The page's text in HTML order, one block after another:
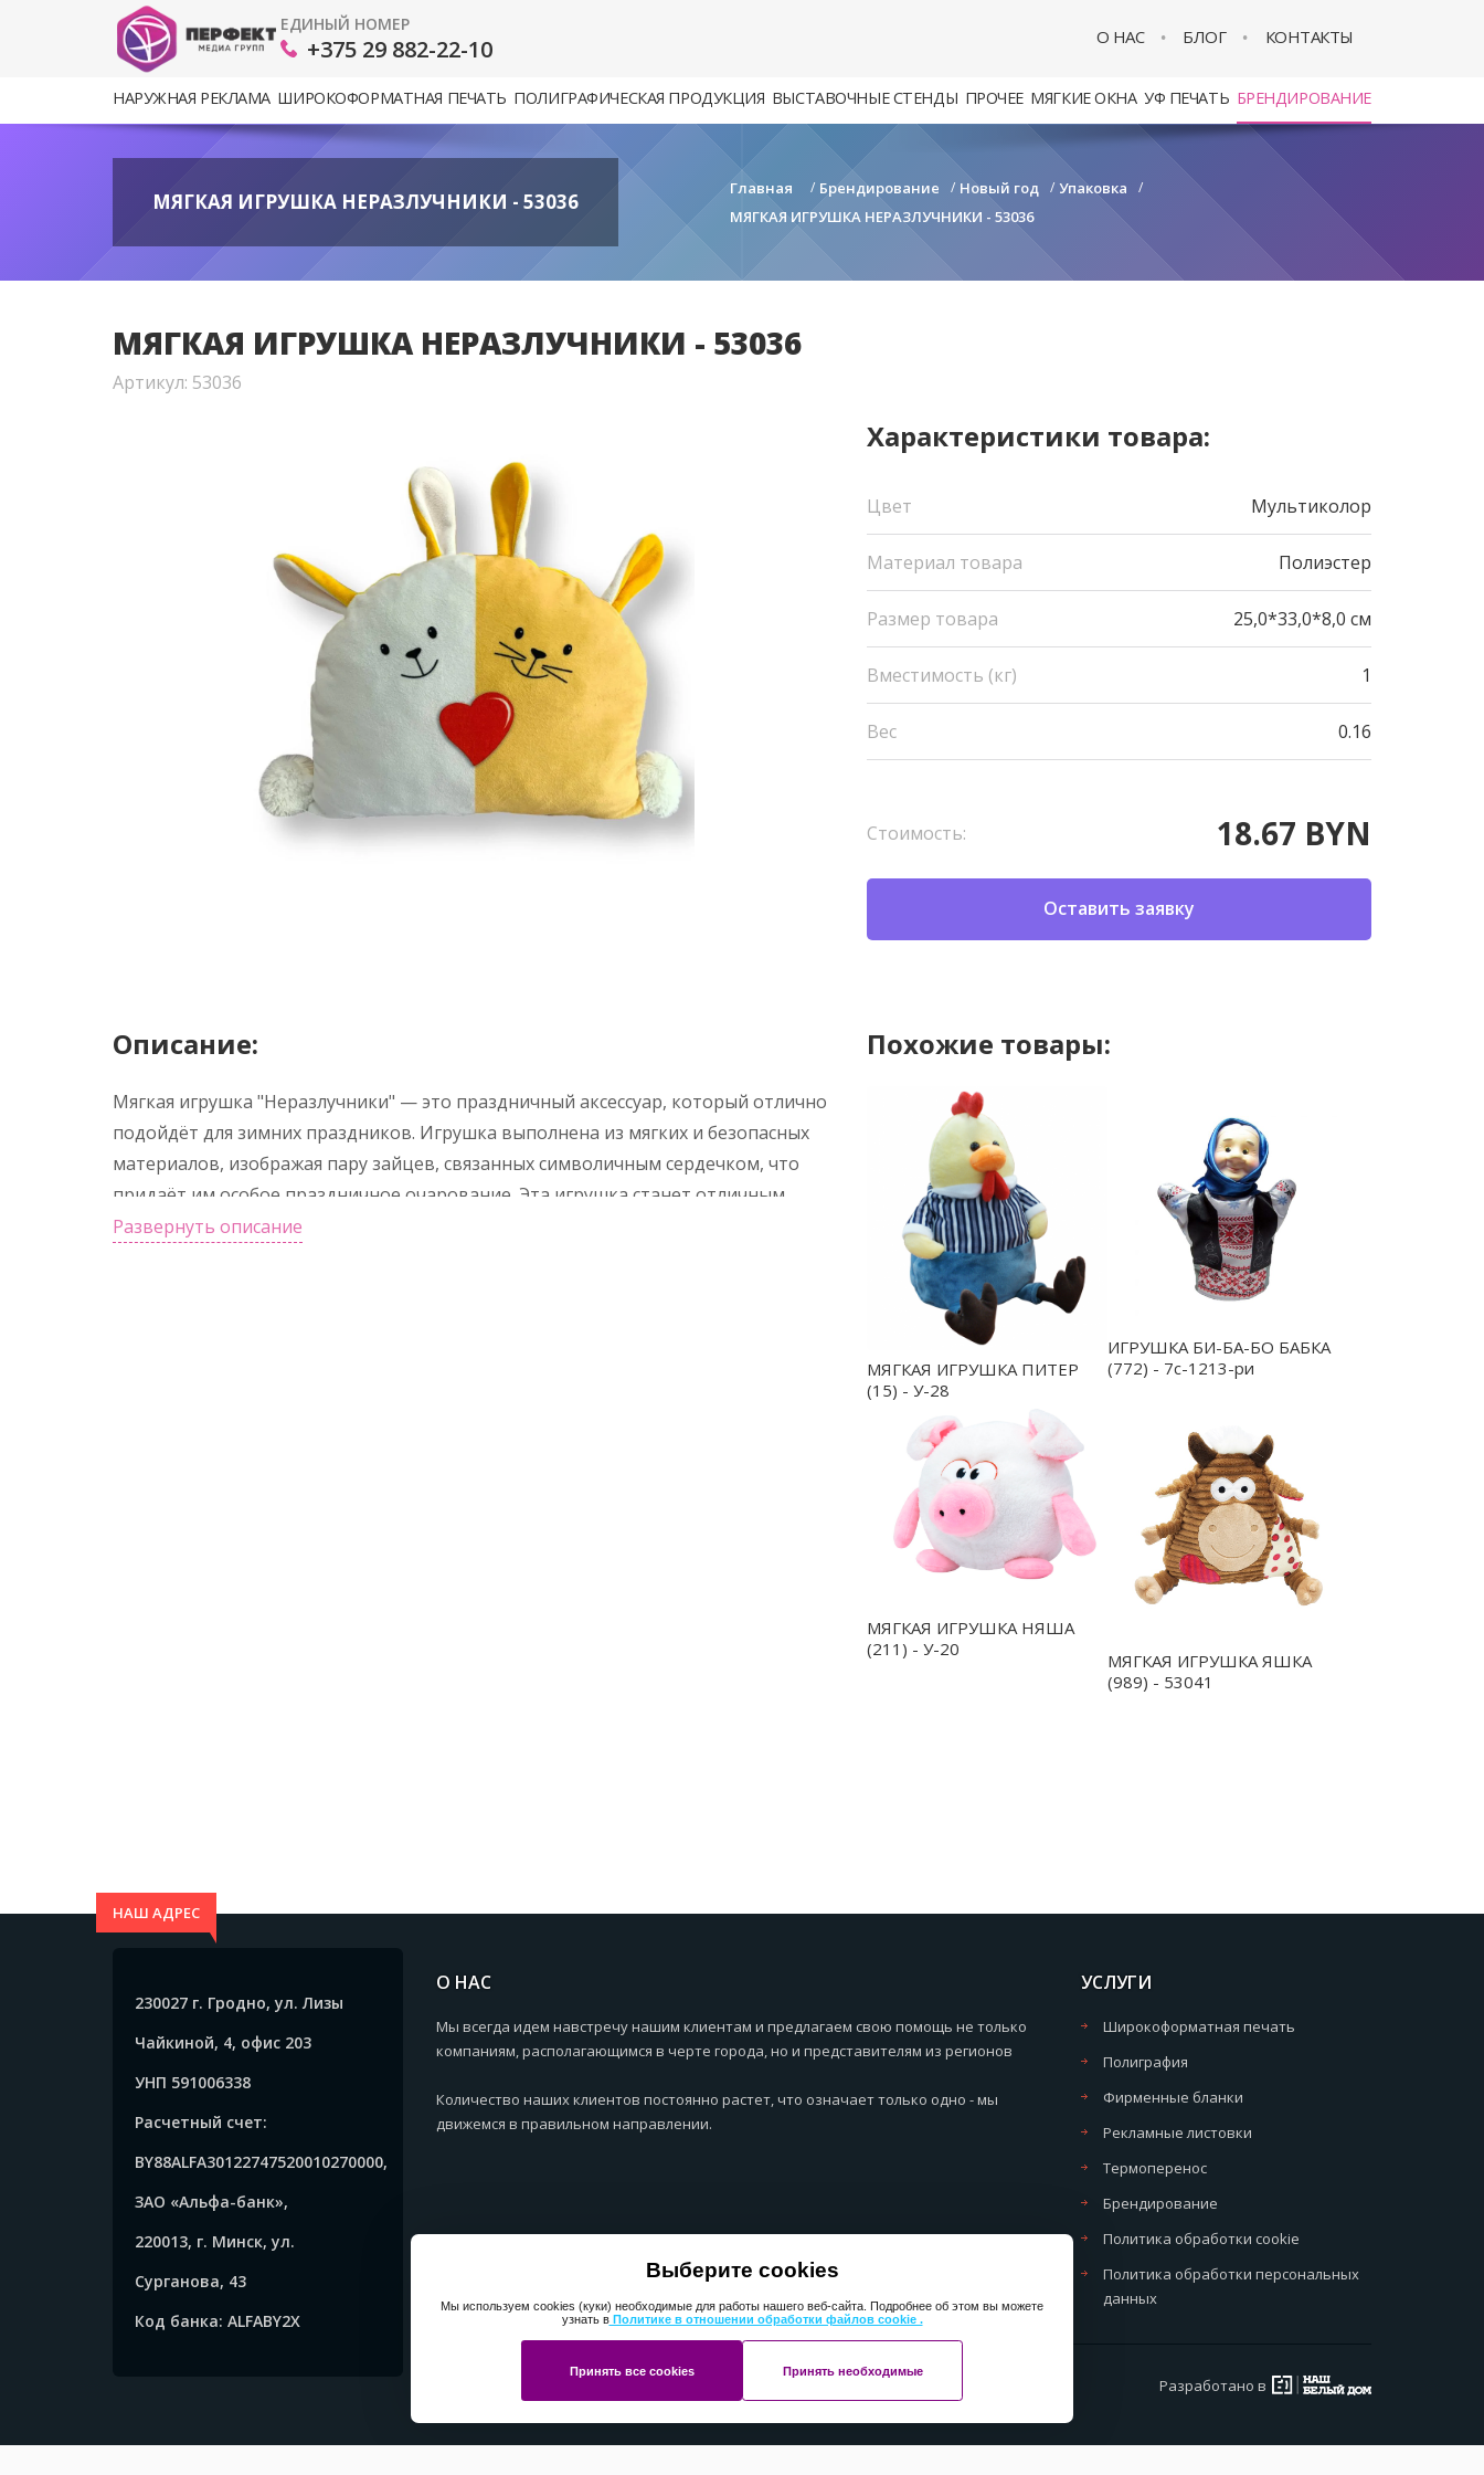
ЕДИНЫЙ НОМЕР
+375 29 882-22-10 О НАС БЛОГ КОНТАКТЫ
Выберите cookies
Мы используем cookies (куки) необходимые для работы нашего веб-сайта. Подробнее об этом вы можете
узнать вПолитике в отношении обработки файлов cookie .
Принять все cookies Принять необходимые
НАРУЖНАЯ РЕКЛАМА ШИРОКОФОРМАТНАЯ ПЕЧАТЬ ПОЛИГРАФИЧЕСКАЯ ПРОДУКЦИЯ ВЫСТАВОЧНЫЕ СТЕНДЫ ПРОЧЕЕ МЯГКИЕ ОКНА УФ ПЕЧАТЬ БРЕНДИРОВАНИЕ
МЯГКАЯ ИГРУШКА НЕРАЗЛУЧНИКИ - 53036
Главная / Брендирование / Новый год / Упаковка /
МЯГКАЯ ИГРУШКА НЕРАЗЛУЧНИКИ - 53036
МЯГКАЯ ИГРУШКА НЕРАЗЛУЧНИКИ - 53036
Артикул: 53036
Характеристики товара:
Цвет Мультиколор
Материал товара Полиэстер
Размер товара 25,0*33,0*8,0 см
Вместимость (кг) 1
Вес 0.16
Стоимость: 18.67 BYN
Оставить заявку
Описание:
Мягкая игрушка "Неразлучники" — это праздничный аксессуар, который отлично
подойдёт для зимних праздников. Игрушка выполнена из мягких и безопасных
материалов, изображая пару зайцев, связанных символичным сердечком, что
придаёт им особое праздничное очарование. Эта игрушка станет отличным
подарком, создавая уют и атмосферу праздника в любое время года.
Развернуть описание
Похожие товары:
МЯГКАЯ ИГРУШКА ПИТЕР
(15) - У-28
ИГРУШКА БИ-БА-БО БАБКА
(772) - 7с-1213-ри
МЯГКАЯ ИГРУШКА НЯША
(211) - У-20
МЯГКАЯ ИГРУШКА ЯШКА
(989) - 53041
НАШ АДРЕС
230027 г. Гродно, ул. Лизы
Чайкиной, 4, офис 203
УНП 591006338
Расчетный счет:
BY88ALFA30122747520010270000,
ЗАО «Альфа-банк»,
220013, г. Минск, ул.
Сурганова, 43
Код банка: ALFABY2X
О НАС
Мы всегда идем навстречу нашим клиентам и предлагаем свою помощь не только
компаниям, располагающимся в черте города, но и представителям из регионов
Количество наших клиентов постоянно растет, что означает только одно - мы
движемся в правильном направлении.
УСЛУГИ
Широкоформатная печать
Полиграфия
Фирменные бланки
Рекламные листовки
Термоперенос
Брендирование
Политика обработки cookie
Политика обработки персональных
данных
Разработано в